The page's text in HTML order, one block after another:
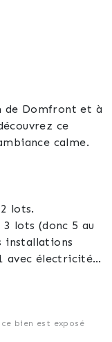
de Domfront et à
ce
calme.
lots.
lots (donc 5 au
installations
avec électricité,
bien est exposé